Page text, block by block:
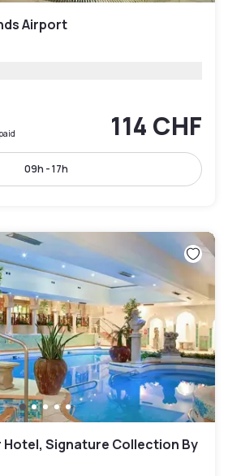
Airport
114 CHF
09h - 17h
Hotel, Signature Collection By